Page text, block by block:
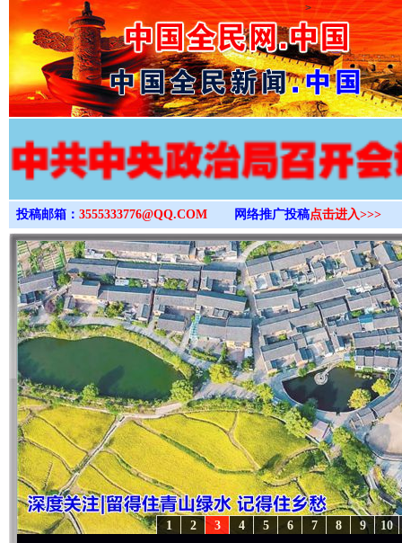
>
投稿邮箱： 3555333776@QQ.COM 网络推广投稿点击进入>>>
10
9
8
7
6
5
4
3
2
1